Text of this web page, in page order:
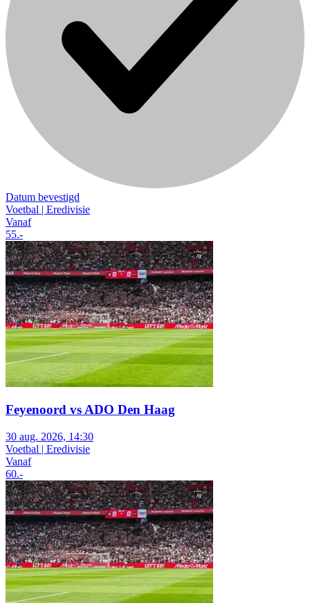
Datum bevestigd
Voetbal | Eredivisie
Vanaf
55.-
Feyenoord vs ADO Den Haag
30 aug. 2026, 14:30
Voetbal | Eredivisie
Vanaf
60.-